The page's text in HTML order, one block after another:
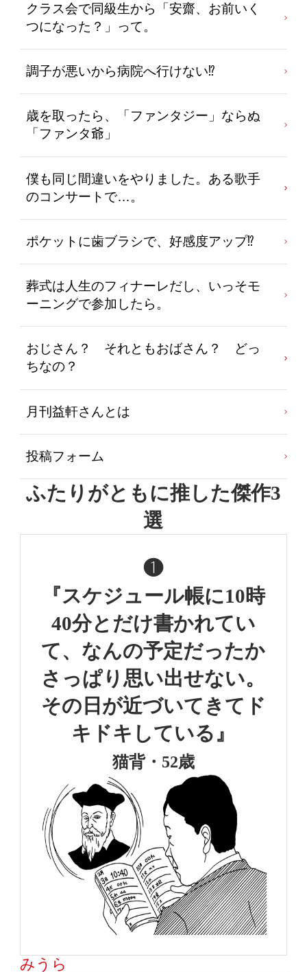
クラス会で同級生から「安齋、お前いく
つになった？」って。
調子が悪いから病院へ行けない⁉
歳を取ったら、「ファンタジー」ならぬ
「ファンタ爺」
僕も同じ間違いをやりました。ある歌手
のコンサートで…。
ポケットに歯ブラシで、好感度アップ⁉
葬式は人生のフィナーレだし、いっそモ
ーニングで参加したら。
おじさん？ それともおばさん？ どっ
ちなの？
月刊益軒さんとは
投稿フォーム
ふたりがともに推した傑作3
選
❶
『スケジュール帳に10時
40分とだけ書かれてい
て、 なんの予定だったか
さっぱり思い出せない。
その日が近づいてきてド
キドキしている』
猫背・52歳
みうら